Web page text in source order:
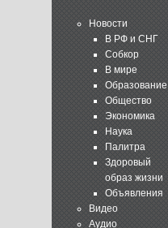
Новости
В РФ и СНГ
Собкор
В мире
Образование
Общество
Экономика
Наука
Палитра
Здоровый
образ жизни
Объявления
Видео
Аудио